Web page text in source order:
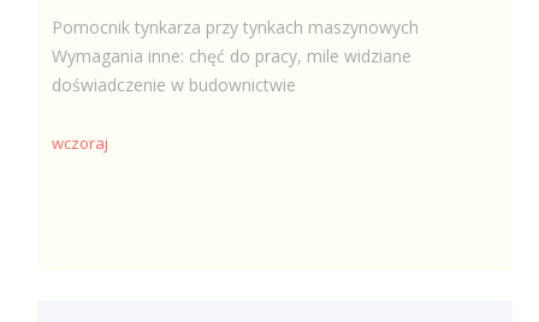
Pomocnik tynkarza przy tynkach maszynowych
Wymagania inne: chęć do pracy, mile widziane
doświadczenie w budownictwie
wczoraj